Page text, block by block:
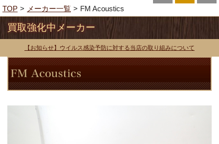
TOP メーカー一覧 FM Acoustics
買取強化中メーカー
【お知らせ】ウイルス感染予防に対する当店の取り組みについて